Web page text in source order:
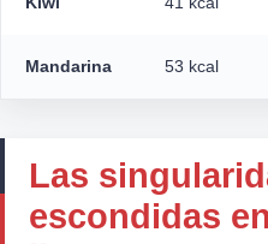
Mandarina 53 kcal
Las
escondidas